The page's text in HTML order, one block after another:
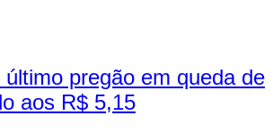
último pregão em queda de
aos R$ 5,15